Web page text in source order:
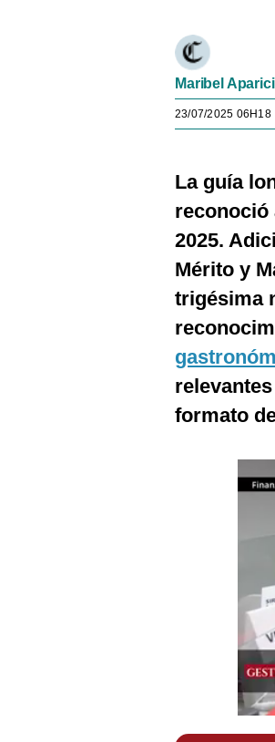
Maribel
23/07/2025 06H18
La guía
reconoció
2025.
Mérito y
trigésima
formato